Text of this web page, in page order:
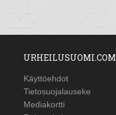
URHEILUSUOMI.COM
Käyttöehdot
Tietosuojalauseke
Mediakortti